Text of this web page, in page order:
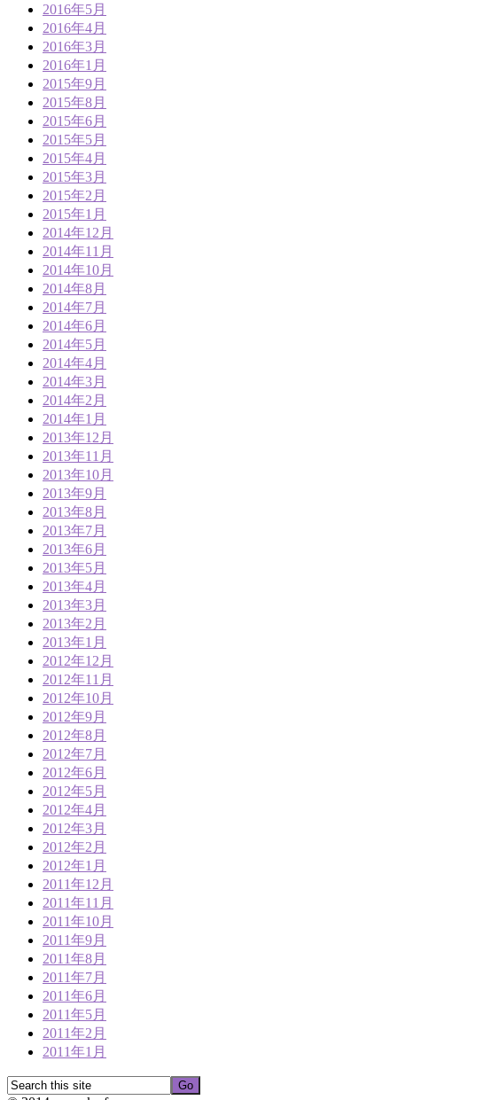
2016年5月
2016年4月
2016年3月
2016年1月
2015年9月
2015年8月
2015年6月
2015年5月
2015年4月
2015年3月
2015年2月
2015年1月
2014年12月
2014年11月
2014年10月
2014年8月
2014年7月
2014年6月
2014年5月
2014年4月
2014年3月
2014年2月
2014年1月
2013年12月
2013年11月
2013年10月
2013年9月
2013年8月
2013年7月
2013年6月
2013年5月
2013年4月
2013年3月
2013年2月
2013年1月
2012年12月
2012年11月
2012年10月
2012年9月
2012年8月
2012年7月
2012年6月
2012年5月
2012年4月
2012年3月
2012年2月
2012年1月
2011年12月
2011年11月
2011年10月
2011年9月
2011年8月
2011年7月
2011年6月
2011年5月
2011年2月
2011年1月